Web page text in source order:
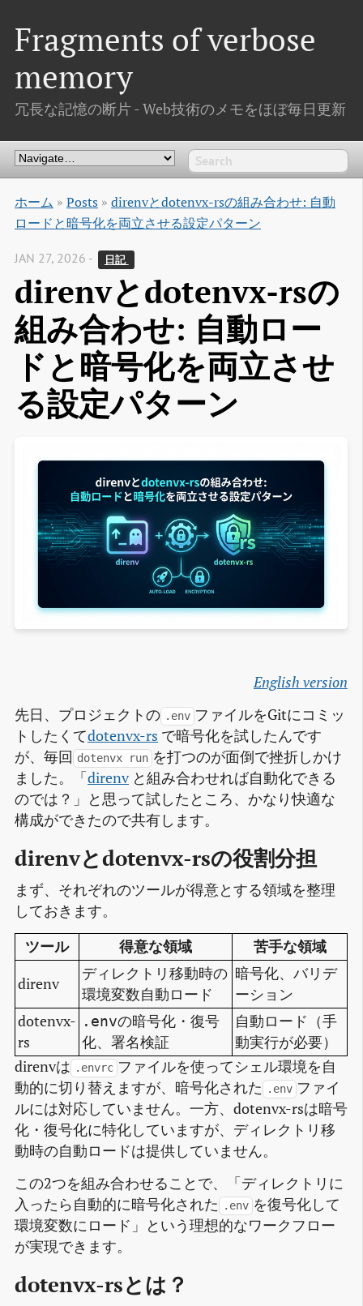
Fragments of verbose
memory
冗長な記憶の断片 - Web技術のメモをほぼ毎日更新
ホーム » Posts » direnvとdotenvx-rsの組み合わせ: 自動
ロードと暗号化を両立させる設定パターン
JAN 27, 2026 - 日記
direnvとdotenvx-rsの
組み合わせ: 自動ロー
ドと暗号化を両立させ
る設定パターン
English version
先日、プロジェクトの .env ファイルをGitにコミッ
トしたくてdotenvx-rs で暗号化を試したんです
が、毎回 dotenvx run を打つのが面倒で挫折しかけ
ました。「direnvと組み合わせれば自動化できる
のでは？」と思って試したところ、かなり快適な
構成ができたので共有します。
direnvとdotenvx-rsの役割分担
まず、それぞれのツールが得意とする領域を整理
しておきます。
ツール
得意な領域
苦手な領域
direnv
ディレクトリ移動時の
環境変数自動ロード
暗号化、バリデ
ーション
dotenvx-
rs
.envの暗号化・復号
化、署名検証
自動ロード（手
動実行が必要）
direnvは .envrc ファイルを使ってシェル環境を自
動的に切り替えますが、暗号化された
.env ファイ
ルには対応していません。一方、dotenvx-rsは暗号
化・復号化に特化していますが、ディレクトリ移
動時の自動ロードは提供していません。
この2つを組み合わせることで、「ディレクトリに
入ったら自動的に暗号化された
.env を復号化して
環境変数にロード」という理想的なワークフロー
が実現できます。
dotenvx-rsとは？